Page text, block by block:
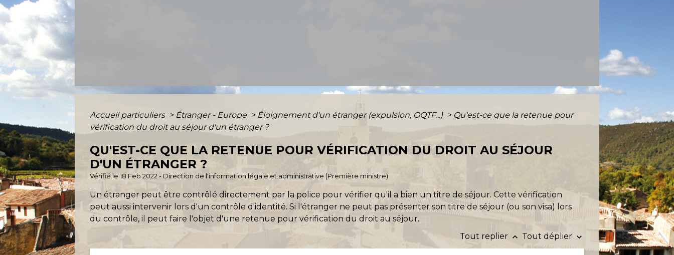
Accueil particuliers > Étranger - Europe > Éloignement d'un étranger (expulsion, OQTF...) > Qu'est-ce que la retenue pour
vérification du droit au séjour d'un étranger ?
QU'EST-CE QUE LA RETENUE POUR VÉRIFICATION DU DROIT AU SÉJOUR
D'UN ÉTRANGER ?
Vérifié le 18 Feb 2022 - Direction de l'information légale et administrative (Première ministre)
Un étranger peut être contrôlé directement par la police pour vérifier qu'il a bien un titre de séjour. Cette vérification
peut aussi intervenir lors d'un contrôle d'identité. Si l'étranger ne peut pas présenter son titre de séjour (ou son visa) lors
du contrôle, il peut faire l'objet d'une retenue pour vérification du droit au séjour.
Tout replier keyboard_arrow_up Tout déplier keyboard_arrow_down